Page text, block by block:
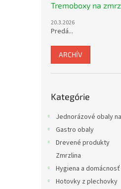
Tremoboxy na
20.3.2026
Predá...
ARCHÍV
kategórie
Kategórie
Jednorázové obaly
Gastro obaly
Drevené produkty
Zmrzlina
Hygiena a domácnosť
Hotovky z plechovky